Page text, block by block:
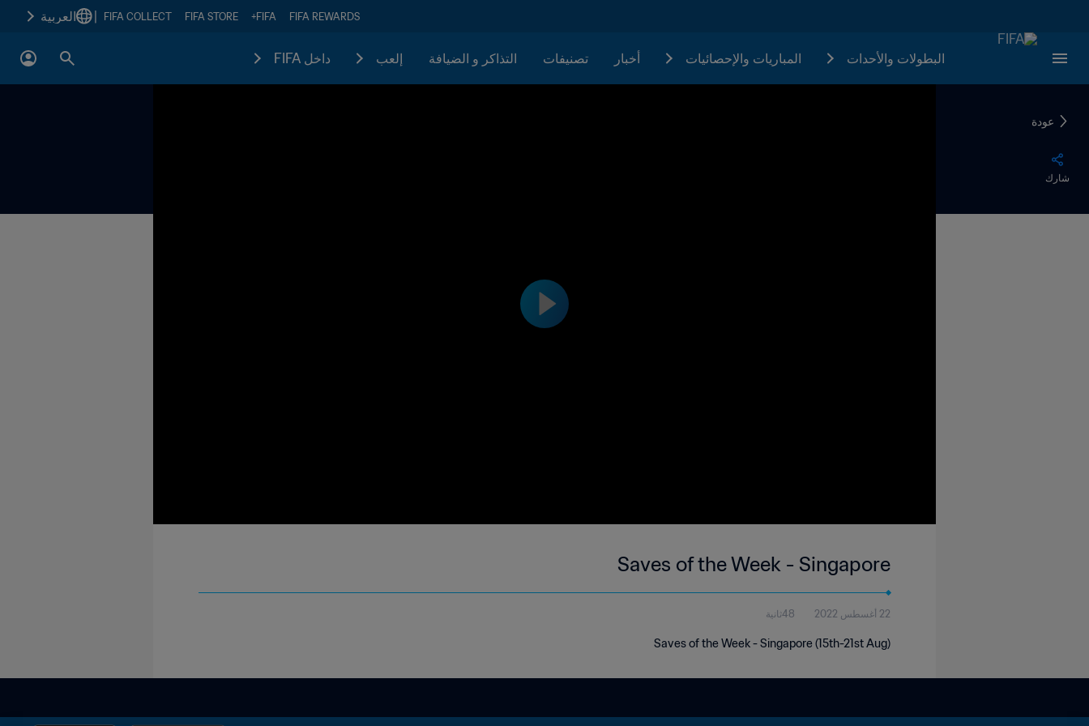
FIFA REWARDS
FIFA+
FIFA STORE
FIFA COLLECT العربية
البطولات والأحدات المباريات والإحصائيات أخبار تصنيفات التذاكر و الضيافة إلعب داخل FIFA
عودة
شارك
Saves of the Week - Singapore
22 أغسطس 2022 48ثانية
Saves of the Week - Singapore (15th-21st Aug)